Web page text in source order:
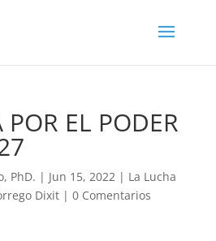
EL PODER
PhD. | Jun 15, 2022| La Lucha
Dixit| 0 Comentarios